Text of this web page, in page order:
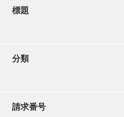
標題
分類
請求番号